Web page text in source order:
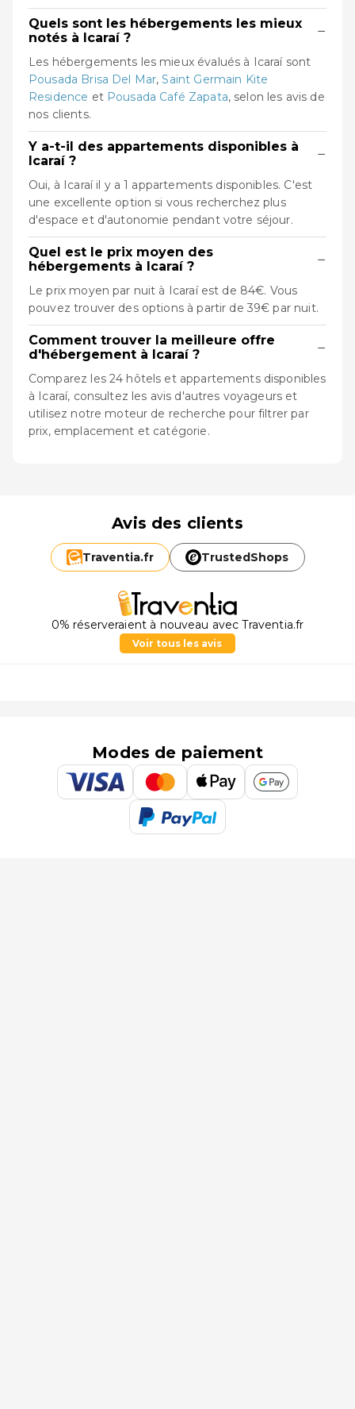
Quels sont les hébergements les mieux
notés à Icaraí ?
−
Les hébergements les mieux évalués à Icaraí sont
Pousada Brisa Del Mar,Saint Germain Kite
Residence et Pousada Café Zapata, selon les avis de
nos clients.
Y a-t-il des appartements disponibles à
Icaraí ?
−
Oui, à Icaraí il y a 1 appartements disponibles. C'est
une excellente option si vous recherchez plus
d'espace et d'autonomie pendant votre séjour.
Quel est le prix moyen des
hébergements à Icaraí ?
−
Le prix moyen par nuit à Icaraí est de 84€. Vous
pouvez trouver des options à partir de 39€ par nuit.
Comment trouver la meilleure offre
d'hébergement à Icaraí ?
−
Comparez les 24 hôtels et appartements disponibles
à Icaraí, consultez les avis d'autres voyageurs et
utilisez notre moteur de recherche pour filtrer par
prix, emplacement et catégorie.
Avis des clients
Traventia.fr TrustedShops
0% réserveraient à nouveau avec Traventia.fr
Voir tous les avis
Modes de paiement